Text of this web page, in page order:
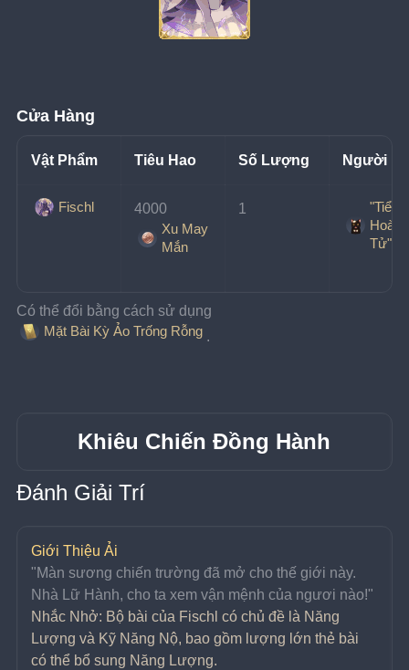
Cửa Hàng
Vật Phẩm Tiêu Hao Số Lượng Người
Fischl
4000
Xu May
Mắn
1
"Tiểu
Hoàng
Tử"
Có thể đổi bằng cách sử dụng
Mặt Bài Kỳ Ảo Trống Rỗng
Khiêu Chiến Đồng Hành
Đánh Giải Trí
Giới Thiệu Ải
"Màn sương chiến trường đã mở cho thế giới này.
Nhà Lữ Hành, cho ta xem vận mệnh của ngươi nào!"
Nhắc Nhở: Bộ bài của Fischl có chủ đề là Năng
Lượng và Kỹ Năng Nộ, bao gồm lượng lớn thẻ bài
có thể bổ sung Năng Lượng.